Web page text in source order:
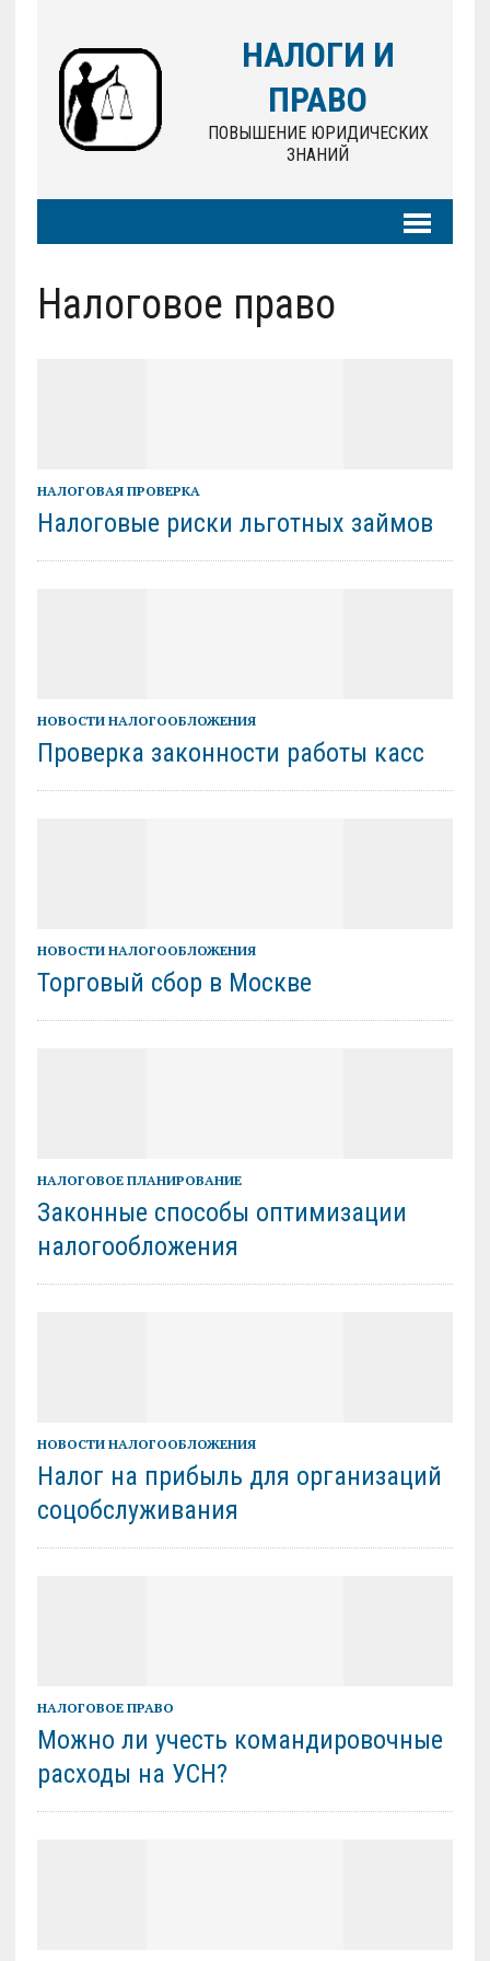
НАЛОГИ И
ПРАВО
ПОВЫШЕНИЕ ЮРИДИЧЕСКИХ
ЗНАНИЙ
Налоговое право
НАЛОГОВАЯ ПРОВЕРКА
Налоговые риски льготных займов
НОВОСТИ НАЛОГООБЛОЖЕНИЯ
Проверка законности работы касс
НОВОСТИ НАЛОГООБЛОЖЕНИЯ
Торговый сбор в Москве
НАЛОГОВОЕ ПЛАНИРОВАНИЕ
Законные способы оптимизации
налогообложения
НОВОСТИ НАЛОГООБЛОЖЕНИЯ
Налог на прибыль для организаций
соцобслуживания
НАЛОГОВОЕ ПРАВО
Можно ли учесть командировочные
расходы на УСН?